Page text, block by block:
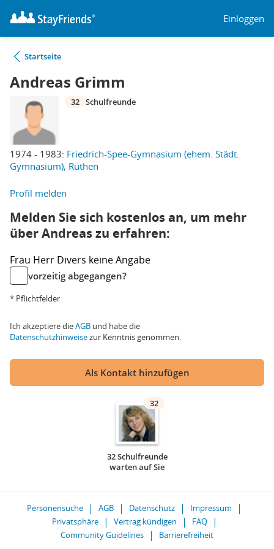
Einloggen
Startseite
Andreas Grimm
1974 - 1983: Friedrich-Spee-Gymnasium (ehem. Städt.
Gymnasium), Rüthen
32 Schulfreunde
Profil melden
Melden Sie sich kostenlos an, um mehr
über Andreas zu erfahren:
Frau Herr Divers keine Angabe
vorzeitig abgegangen?
* Pflichtfelder
Ich akzeptiere dieAGB und habe die
Datenschutzhinweisezur Kenntnis genommen.
Als Kontakt hinzufügen
32
32 Schulfreunde
warten auf Sie
Personensuche AGB Datenschutz
Impressum
Privatsphäre
Vertrag kündigen
FAQ
Community Guidelines
Barrierefreiheit